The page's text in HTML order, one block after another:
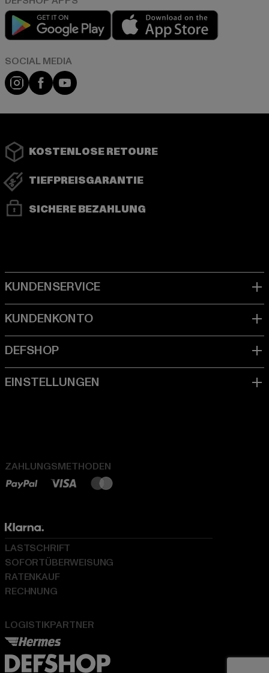
Play market
Instagram
FacebookYouTube
KOSTENLOSE RETOURE
TIEFPREISGARANTIE
SICHERE BEZAHLUNG
ZAHLUNGSMETHODEN
LOGISTIKPARTNER
LASTSCHRIFT
SOFORTÜBERWEISUNG
RATENKAUF
RECHNUNG